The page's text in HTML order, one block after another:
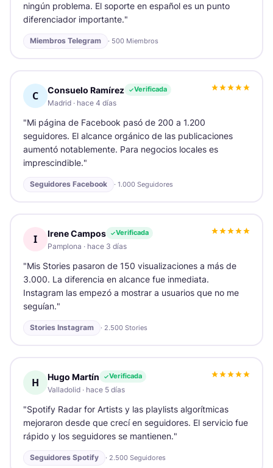
ningún problema. El soporte en español es un punto
diferenciador importante."
Miembros Telegram · 500 Miembros
C Consuelo Ramírez Verificada
Madrid· hace 4 días
"Mi página de Facebook pasó de 200 a 1.200
seguidores. El alcance orgánico de las publicaciones
aumentó notablemente. Para negocios locales es
imprescindible."
Seguidores Facebook · 1.000 Seguidores
I Irene Campos Verificada
Pamplona · hace 3 días
"Mis Stories pasaron de 150 visualizaciones a más de
3.000. La diferencia en alcance fue inmediata.
Instagram las empezó a mostrar a usuarios que no me
seguían."
Stories Instagram · 2.500 Stories
H Hugo Martín Verificada
Valladolid· hace 5 días
"Spotify Radar for Artists y las playlists algorítmicas
mejoraron desde que crecí en seguidores. El servicio fue
rápido y los seguidores se mantienen."
Seguidores Spotify · 2.500 Seguidores